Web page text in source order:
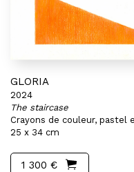
GLORIA
2024
The staircase
Crayons de couleur, pastel
25 x 34 cm
1 300 €